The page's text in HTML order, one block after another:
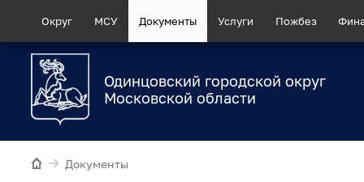
Округ МСУ Документы Услуги Пожбез
Одинцовский городской округ
Московской области
Документы